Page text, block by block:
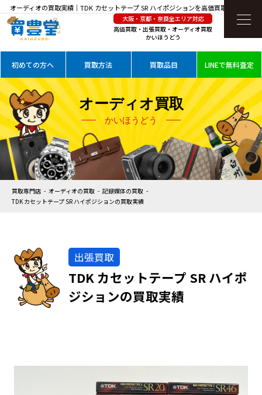
オーディオの買取実績｜TDK カセットテープ SR ハイポジションを高価買取
大阪・京都・奈良全エリア対応
高価買取・出張買取・オーディオ買取
かいほうどう
初めての方へ 買取方法 買取品目 LINEで無料査定
オーディオ買取
かいほうどう
買取専門店 オーディオの買取
記録媒体の買取
TDK カセットテープ SR ハイポジションの買取実績
出張買取
TDK カセットテープ SR ハイポ
ジションの買取実績